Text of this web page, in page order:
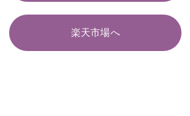
楽天市場へ